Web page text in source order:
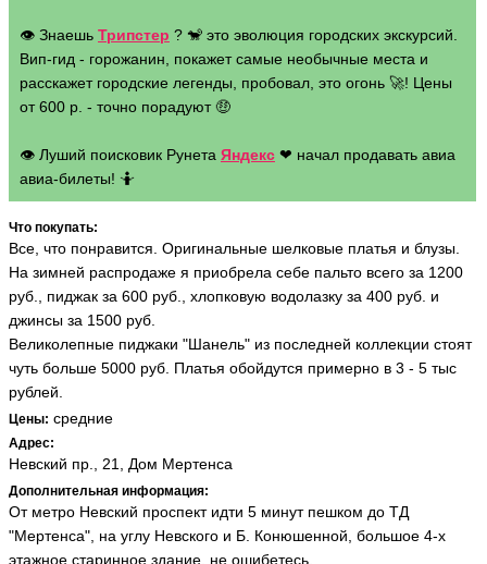
👁 Знаешь Трипстер ? 🐒 это эволюция городских экскурсий.
Вип-гид - горожанин, покажет самые необычные места и
расскажет городские легенды, пробовал, это огонь 🚀! Цены
от 600 р. - точно порадуют 🤑
👁 Луший поисковик Рунета Яндекс ❤ начал продавать авиа
авиа-билеты! 🤷
Что покупать:
Все, что понравится. Оригинальные шелковые платья и блузы.
На зимней распродаже я приобрела себе пальто всего за 1200
руб., пиджак за 600 руб., хлопковую водолазку за 400 руб. и
джинсы за 1500 руб.
Великолепные пиджаки "Шанель" из последней коллекции стоят
чуть больше 5000 руб. Платья обойдутся примерно в 3 - 5 тыс
рублей.
Цены: средние
Адрес:
Невский пр., 21, Дом Мертенса
Дополнительная информация:
От метро Невский проспект идти 5 минут пешком до ТД
"Мертенса", на углу Невского и Б. Конюшенной, большое 4-х
этажное старинное здание, не ошибетесь.